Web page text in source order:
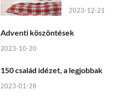
2023-12-21
Adventi köszöntések
2023-10-20
150 család idézet, a legjobbak
2023-01-28